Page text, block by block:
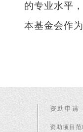
的专业水平
本基金会作
资助申请
资助项目